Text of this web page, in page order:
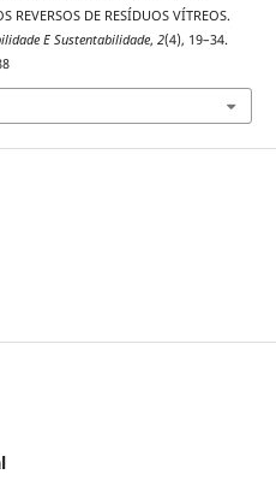
REVERSOS DE RESÍDUOS VÍTREOS.
E Sustentabilidade, 2(4), 19–34.